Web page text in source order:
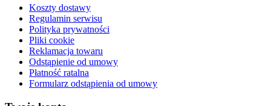
Koszty dostawy
Regulamin serwisu
Polityka prywatności
Pliki cookie
Reklamacja towaru
Odstąpienie od umowy
Płatność ratalna
Formularz odstąpienia od umowy